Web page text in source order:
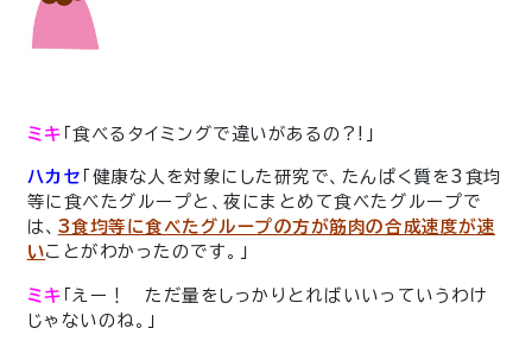
ミキ 「食べるタイミングで違いがあるの?!」
ハカセ 「健康な人を対象にした研究で、たんぱく質を3食均
等に食べたグループと、夜にまとめて食べたグループで
は、 3食均等に食べたグループの方が筋肉の合成速度が速
いことがわかったのです。」
ミキ 「えー！ ただ量をしっかりとればいいっていうわけ
じゃないのね。」